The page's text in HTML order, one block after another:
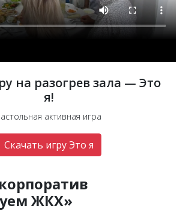
на разогрев зала — Это
я!
активная игра
Скачать игру Это я
ЖКХ»